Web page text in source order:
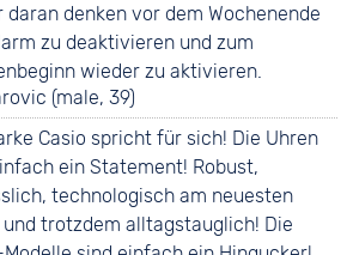
daran denken vor dem Wochenende
zu deaktivieren und zum
wieder zu aktivieren.
(male, 39)
Casio spricht für sich! Die Uhren
ein Statement! Robust,
technologisch am neuesten
und trotzdem alltagstauglich! Die